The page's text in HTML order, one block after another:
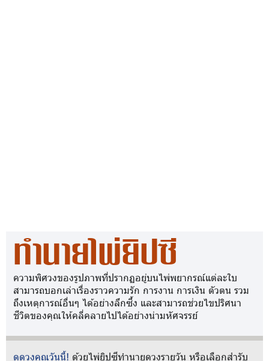
ทำนายไพ่ยิปซี
ความพิศวงของรูปภาพที่ปรากฏอยู่บนไพ่พยากรณ์แต่ละใบ
สามารถบอกเล่าเรื่องราวความรัก การงาน การเงิน ตัวตน รวม
ถึงเหตุการณ์อื่นๆ ได้อย่างลึกซึ้ง และสามารถช่วยไขปริศนา
ชีวิตของคุณให้คลี่คลายไปได้อย่างน่ามหัศจรรย์
ดูดวงคุณวันนี้! ด้วยไพ่ยิปซีทำนายดวงรายวัน หรือเลือกสำรับ